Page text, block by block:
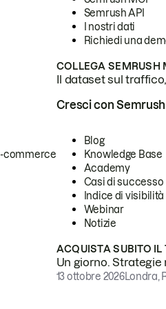
Semrush API
I nostri dati
Richiedi una
COLLEGA SEMRUSH
Il dataset sul
commerce
Cresci con Semrush
Blog
Knowledge Base
Academy
Casi di successo
Indice di visibilità
Webinar
Notizie
ACQUISTA SUBITO IL
Un giorno.
13 ottobre 2026Londra,